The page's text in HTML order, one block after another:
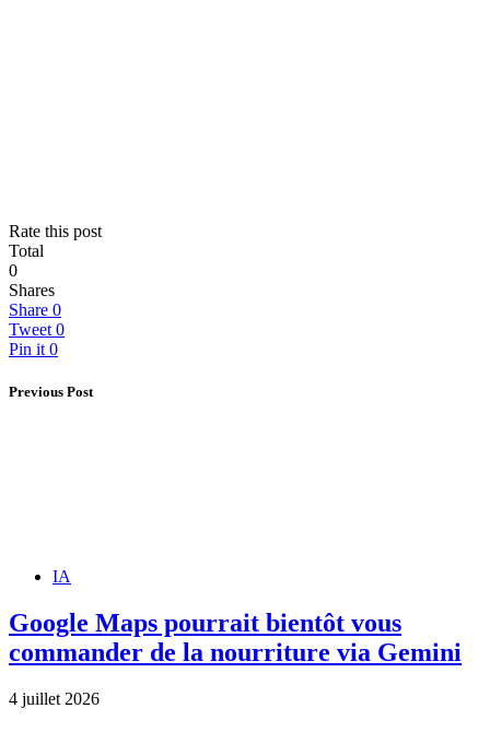
Rate this post
Total
0
Shares
Share 0
Tweet 0
Pin it 0
Previous Post
IA
Google Maps pourrait bientôt vous
commander de la nourriture via Gemini
4 juillet 2026